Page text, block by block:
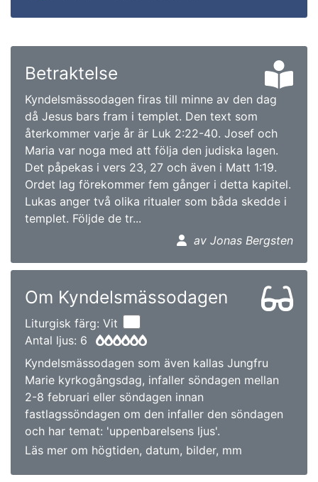
Betraktelse
Kyndelsmässodagen firas till minne av den dag
då Jesus bars fram i templet. Den text som
återkommer varje år är Luk 2:22-40. Josef och
Maria var noga med att följa den judiska lagen.
Det påpekas i vers 23, 27 och även i Matt 1:19.
Ordet lag förekommer fem gånger i detta kapitel.
Lukas anger två olika ritualer som båda skedde i
templet. Följde de tr...
av Jonas Bergsten
Om Kyndelsmässodagen
Liturgisk färg: Vit
Antal ljus: 6
Kyndelsmässodagen som även kallas Jungfru
Marie kyrkogångsdag, infaller söndagen mellan
2-8 februari eller söndagen innan
fastlagssöndagen om den infaller den söndagen
och har temat: 'uppenbarelsens ljus'.
Läs mer om högtiden, datum, bilder, mm